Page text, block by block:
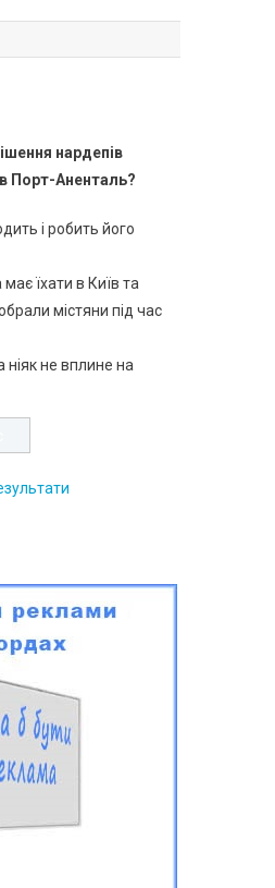
нардепів
Порт-Аненталь?
і робить його
їхати в Київ та
містяни під час
ніяк не вплине на